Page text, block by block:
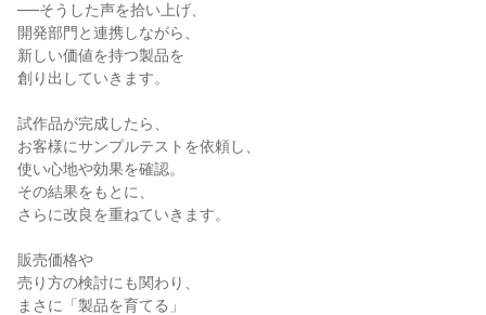
──そうした声を拾い上げ、
開発部門と連携しながら、
新しい価値を持つ製品を
創り出していきます。
試作品が完成したら、
お客様にサンプルテストを依頼し、
使い心地や効果を確認。
その結果をもとに、
さらに改良を重ねていきます。
販売価格や
売り方の検討にも関わり、
まさに「製品を育てる」